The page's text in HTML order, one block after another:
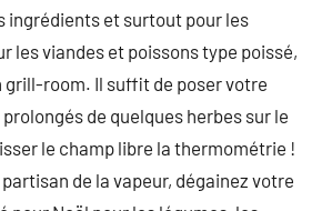
ingrédients et surtout pour les
les viandes et poissons type poissé,
grill-room. Il suffit de poser votre
de quelques herbes sur le
le champ libre la thermométrie !
de la vapeur, dégainez votre